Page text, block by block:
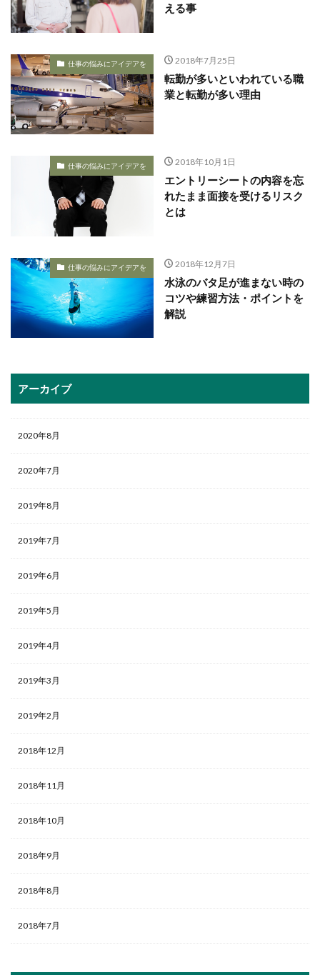
える事
仕事の悩みにアイデアを 2018年7月25日
転勤が多いといわれている職
業と転勤が多い理由
仕事の悩みにアイデアを 2018年10月1日
エントリーシートの内容を忘
れたまま面接を受けるリスク
とは
仕事の悩みにアイデアを 2018年12月7日
水泳のバタ足が進まない時の
コツや練習方法・ポイントを
解説
アーカイブ
2020年8月
2020年7月
2019年8月
2019年7月
2019年6月
2019年5月
2019年4月
2019年3月
2019年2月
2018年12月
2018年11月
2018年10月
2018年9月
2018年8月
2018年7月